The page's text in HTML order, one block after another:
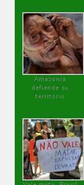
Amazonía
defiende su
territorio